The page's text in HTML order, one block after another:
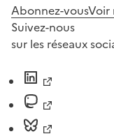
Abonnez-vousVoir
Suivez-nous
sur les réseaux